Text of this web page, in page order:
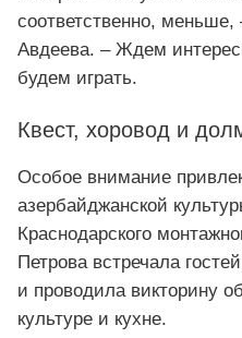
соответственно, меньше,
Авдеева. – Ждем
будем играть.
Квест, хоровод и
Особое внимание
азербайджанской
Краснодарского
Петрова встречала
и проводила викторину
культуре и кухне.